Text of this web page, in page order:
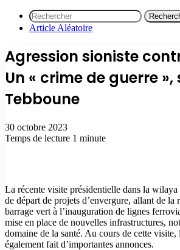
Article Aléatoire
Agression sioniste
Un « crime de guerre »,
Tebboune
30 octobre 2023
Temps de lecture 1 minute
La récente visite présidentielle dans la
de départ de projets d’envergure, allant de la
barrage vert à l’inauguration de lignes
mise en place de nouvelles infrastructures,
domaine de la santé. Au cours de cette visite,
également fait d’importantes annonces.